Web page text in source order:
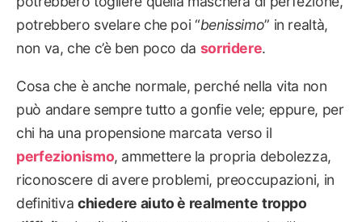
potrebbero svelare che poi “benissimo” in realtà,
non va, che c’è ben poco da sorridere.
Cosa che è anche normale, perché nella vita non
può andare sempre tutto a gonfie vele; eppure, per
chi ha una propensione marcata verso il
perfezionismo, ammettere la propria debolezza,
riconoscere di avere problemi, preoccupazioni, in
definitiva chiedere aiuto è realmente troppo